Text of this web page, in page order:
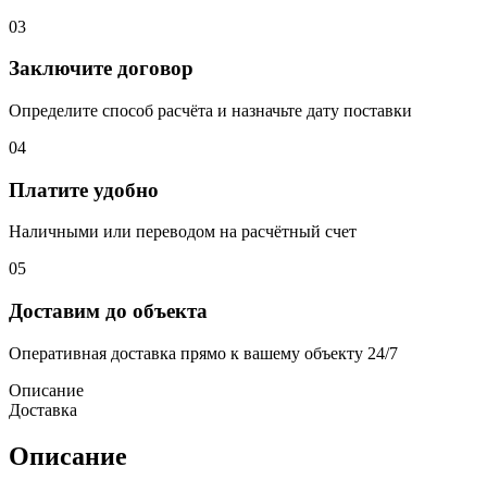
03
Заключите договор
Определите способ расчёта и назначьте дату поставки
04
Платите удобно
Наличными или переводом на расчётный счет
05
Доставим до объекта
Оперативная доставка прямо к вашему объекту 24/7
Описание
Доставка
Описание